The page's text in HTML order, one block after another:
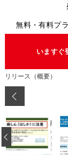
無料・有料プ
いますぐ
リリース（概要）
‹